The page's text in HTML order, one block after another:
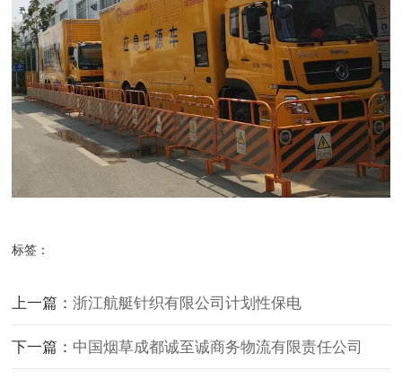
标签：
上一篇：浙江航艇针织有限公司计划性保电
下一篇： 中国烟草成都诚至诚商务物流有限责任公司